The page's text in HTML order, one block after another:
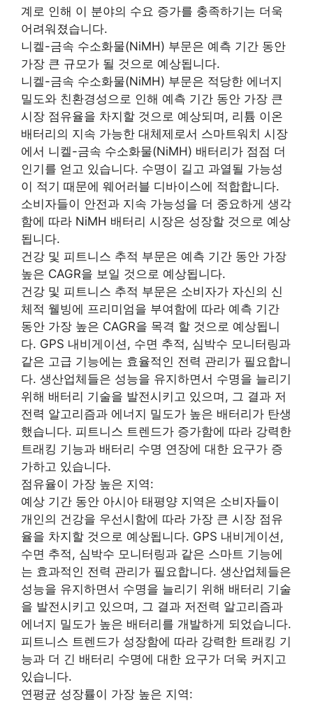
계로 인해 이 분야의 수요 증가를 충족하기는 더욱
어려워졌습니다.
니켈-금속 수소화물(NiMH) 부문은 예측 기간 동안
가장 큰 규모가 될 것으로 예상됩니다.
니켈-금속 수소화물(NiMH) 부문은 적당한 에너지
밀도와 친환경성으로 인해 예측 기간 동안 가장 큰
시장 점유율을 차지할 것으로 예상되며, 리튬 이온
배터리의 지속 가능한 대체제로서 스마트워치 시장
에서 니켈-금속 수소화물(NiMH) 배터리가 점점 더
인기를 얻고 있습니다. 수명이 길고 과열될 가능성
이 적기 때문에 웨어러블 디바이스에 적합합니다.
소비자들이 안전과 지속 가능성을 더 중요하게 생각
함에 따라 NiMH 배터리 시장은 성장할 것으로 예상
됩니다.
건강 및 피트니스 추적 부문은 예측 기간 동안 가장
높은 CAGR을 보일 것으로 예상됩니다.
건강 및 피트니스 추적 부문은 소비자가 자신의 신
체적 웰빙에 프리미엄을 부여함에 따라 예측 기간
동안 가장 높은 CAGR을 목격 할 것으로 예상됩니
다. GPS 내비게이션, 수면 추적, 심박수 모니터링과
같은 고급 기능에는 효율적인 전력 관리가 필요합니
다. 생산업체들은 성능을 유지하면서 수명을 늘리기
위해 배터리 기술을 발전시키고 있으며, 그 결과 저
전력 알고리즘과 에너지 밀도가 높은 배터리가 탄생
했습니다. 피트니스 트렌드가 증가함에 따라 강력한
트래킹 기능과 배터리 수명 연장에 대한 요구가 증
가하고 있습니다.
점유율이 가장 높은 지역:
예상 기간 동안 아시아 태평양 지역은 소비자들이
개인의 건강을 우선시함에 따라 가장 큰 시장 점유
율을 차지할 것으로 예상됩니다. GPS 내비게이션,
수면 추적, 심박수 모니터링과 같은 스마트 기능에
는 효과적인 전력 관리가 필요합니다. 생산업체들은
성능을 유지하면서 수명을 늘리기 위해 배터리 기술
을 발전시키고 있으며, 그 결과 저전력 알고리즘과
에너지 밀도가 높은 배터리를 개발하게 되었습니다.
피트니스 트렌드가 성장함에 따라 강력한 트래킹 기
능과 더 긴 배터리 수명에 대한 요구가 더욱 커지고
있습니다.
연평균 성장률이 가장 높은 지역: